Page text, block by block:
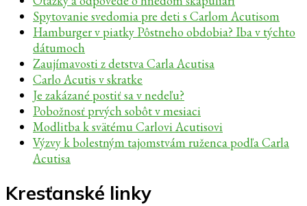
Spytovanie svedomia pre deti s Carlom Acutisom
Hamburger v piatky Pôstneho obdobia? Iba v týchto
dátumoch
Zaujímavosti z detstva Carla Acutisa
Carlo Acutis v skratke
Je zakázané postiť sa v nedeľu?
Pobožnosť prvých sobôt v mesiaci
Modlitba k svätému Carlovi Acutisovi
Výzvy k bolestným tajomstvám ruženca podľa Carla
Acutisa
Kresťanské linky